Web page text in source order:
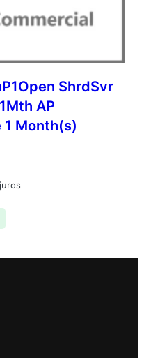
ShrdSvr
AP
1 Month(s)